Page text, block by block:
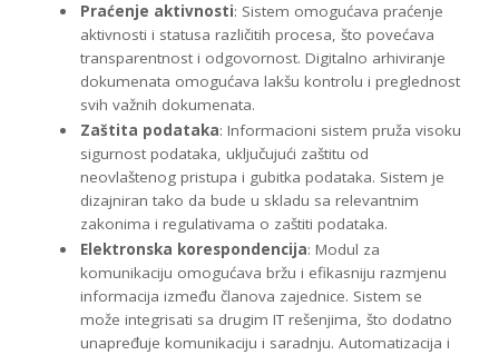
Praćenje aktivnosti: Sistem omogućava praćenje
aktivnosti i statusa različitih procesa, što povećava
transparentnost i odgovornost. Digitalno arhiviranje
dokumenata omogućava lakšu kontrolu i preglednost
svih važnih dokumenata.
Zaštita podataka: Informacioni sistem pruža visoku
sigurnost podataka, uključujući zaštitu od
neovlaštenog pristupa i gubitka podataka. Sistem je
dizajniran tako da bude u skladu sa relevantnim
zakonima i regulativama o zaštiti podataka.
Elektronska korespondencija: Modul za
komunikaciju omogućava bržu i efikasniju razmjenu
informacija između članova zajednice. Sistem se
može integrisati sa drugim IT rešenjima, što dodatno
unapređuje komunikaciju i saradnju. Automatizacija i